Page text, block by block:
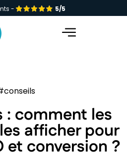
- 5/5
: comment les
afficher pour
et conversion ?